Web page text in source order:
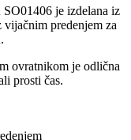
SO01406 je izdelana iz
vijačnim predenjem za
ovratnikom je odlična
prosti čas.